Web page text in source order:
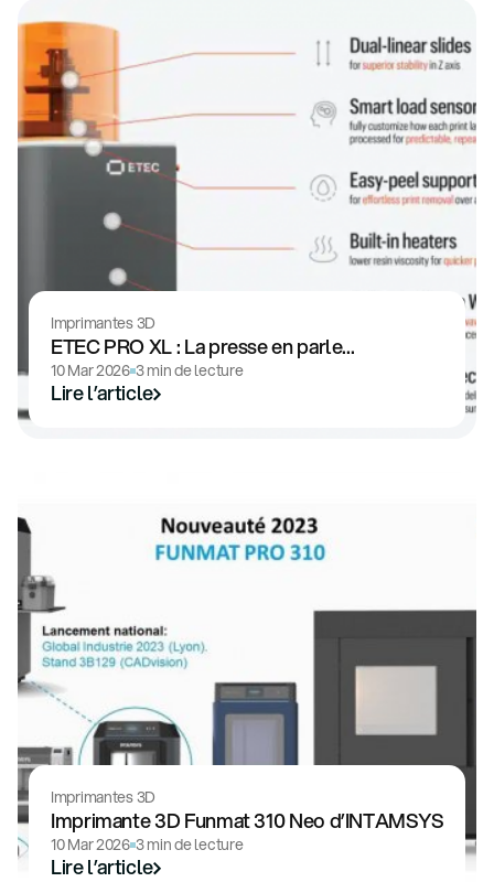
Imprimantes 3D
ETEC PRO XL : La presse en parle...
10 Mar 2026 3 min de lecture
Lire l’article
Imprimantes 3D
Imprimante 3D Funmat 310 Neo d’INTAMSYS
10 Mar 2026 3 min de lecture
Lire l’article